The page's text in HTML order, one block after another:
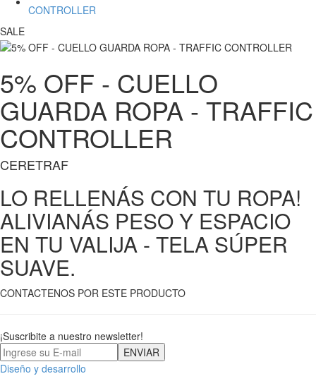
SALE
5% OFF - CUELLO
GUARDA ROPA - TRAFFIC
CONTROLLER
CERETRAF
LO RELLENÁS CON TU ROPA!
ALIVIANÁS PESO Y ESPACIO
EN TU VALIJA - TELA SÚPER
SUAVE.
CONTACTENOS POR ESTE PRODUCTO
¡Suscribite a nuestro newsletter!
Diseño y desarrollo